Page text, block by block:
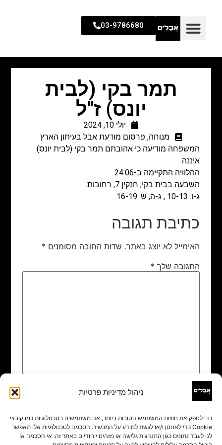
ניהול מדיניות פרטיות
כדי לספק את חוויות המשתמש הטובות ביותר, אנו משתמשים בטכנולוגיות כמו קובצי
Cookie כדי לאחסן ו/או לגשת למידע על המכשיר. הסכמה לטכנולוגיות אלו תאפשר
לנו לעבד נתונים כגון התנהגות גלישה או מזהים ייחודיים באתר זה. אי הסכמה או
03-9786680
תמר בקי (לבית
יונס) ז"ל
יולי 10, 2024
מנוחה, פרסום מודעת אבל בעיתון הארץ
המשפחה מודיעה כי אהובתם תמר בקי (לבית יונס)
איננה.
ההלוויה התקיימה ב-24.06.
השבעה בבית בקי, חנקין 7, רחובות.
ג-ו: 10-13 , ג-ה, ש: 16-19.
כתיבת תגובה
האימייל לא יוצג באתר. שדות החובה מסומנים *
התגובה שלך *
שם
אימייל*